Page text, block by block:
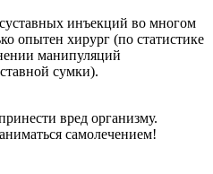
инъекций во многом
опытен хирург (по статистике
манипуляций
сумки).
вред организму.
самолечением!